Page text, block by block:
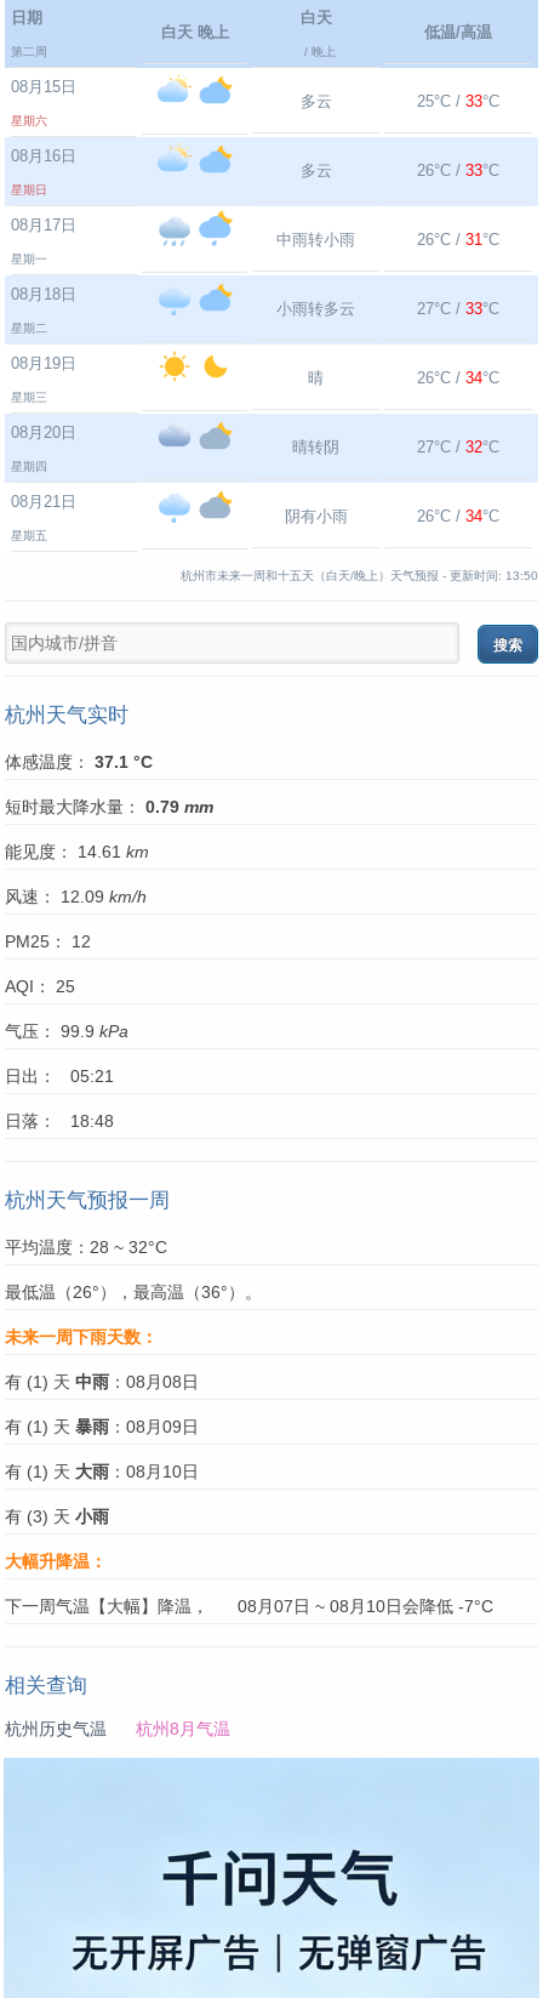
日期
第二周
白天 晚上
白天
/ 晚上
低温/高温
08月15日
星期六
多云 25°C / 33°C
08月16日
星期日
多云 26°C / 33°C
08月17日
星期一
中雨转小雨 26°C / 31°C
08月18日
星期二
小雨转多云 27°C / 33°C
08月19日
星期三
晴 26°C / 34°C
08月20日
星期四
晴转阴 27°C / 32°C
08月21日
星期五
阴有小雨 26°C / 34°C
杭州市未来一周和十五天（白天/晚上）天气预报 - 更新时间: 13:50
杭州天气实时
体感温度： 37.1 °C
短时最大降水量： 0.79 mm
能见度： 14.61 km
风速： 12.09 km/h
PM25： 12
AQI： 25
气压： 99.9 kPa
日出： 05:21
日落： 18:48
杭州天气预报一周
平均温度：28 ~ 32°C
最低温（26°），最高温（36°）。
未来一周下雨天数：
有 (1) 天 中雨 ：08月08日
有 (1) 天 暴雨 ：08月09日
有 (1) 天 大雨 ：08月10日
有 (3) 天 小雨
大幅升降温：
下一周气温【大幅】降温， 08月07日 ~ 08月10日会降低 -7°C
相关查询
杭州历史气温 杭州8月气温